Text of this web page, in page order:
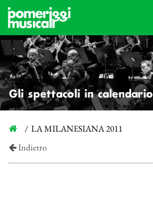
Gli spettacoli in calendario
LA MILANESIANA 2011
Indietro